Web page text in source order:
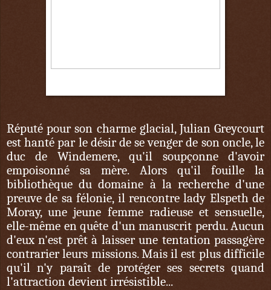
Réputé pour son charme glacial, Julian Greycourt
est hanté par le désir de se venger de son oncle, le
duc de Windemere, qu'il soupçonne d'avoir
empoisonné sa mère. Alors qu'il fouille la
bibliothèque du domaine à la recherche d'une
preuve de sa félonie, il rencontre lady Elspeth de
Moray, une jeune femme radieuse et sensuelle,
elle-même en quête d'un manuscrit perdu. Aucun
d'eux n'est prêt à laisser une tentation passagère
contrarier leurs missions. Mais il est plus difficile
qu'il n'y paraît de protéger ses secrets quand
l'attraction devient irrésistible...